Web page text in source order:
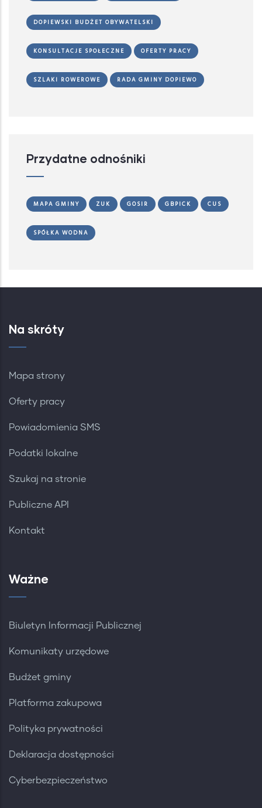
DOPIEWSKI BUDŻET OBYWATELSKI
KONSULTACJE SPOŁECZNE OFERTY PRACY
SZLAKI ROWEROWE RADA GMINY DOPIEWO
Przydatne odnośniki
MAPA GMINY ZUK GOSIR GBPICK CUS
SPÓŁKA WODNA
Na skróty
Mapa strony
Oferty pracy
Powiadomienia SMS
Podatki lokalne
Szukaj na stronie
Publiczne API
Kontakt
Ważne
Biuletyn Informacji Publicznej
Komunikaty urzędowe
Budżet gminy
Platforma zakupowa
Polityka prywatności
Deklaracja dostępności
Cyberbezpieczeństwo